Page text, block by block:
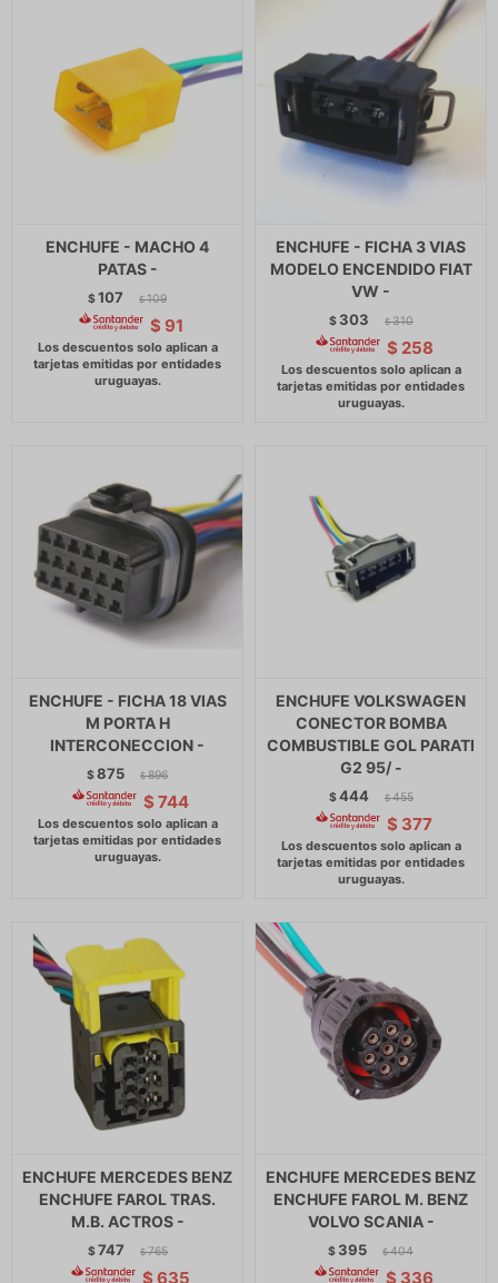
ENCHUFE - MACHO 4
PATAS -
$107 $ 109
$ 91
ENCHUFE - FICHA 3 VIAS
MODELO ENCENDIDO FIAT
VW -
$ 303 $ 310
$ 258
ENCHUFE - FICHA 18 VIAS
M PORTA H
INTERCONECCION -
$875 $ 896
$ 744
ENCHUFE VOLKSWAGEN
CONECTOR BOMBA
COMBUSTIBLE GOL PARATI
G2 95/ -
$444 $ 455
$ 377
ENCHUFE MERCEDES BENZ
ENCHUFE FAROL TRAS.
M.B. ACTROS -
$747 $ 765
$ 635
ENCHUFE MERCEDES BENZ
ENCHUFE FAROL M. BENZ
VOLVO SCANIA -
$ 395 $ 404
$ 336